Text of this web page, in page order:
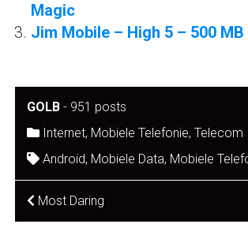
Magic
Jim Mobile – High 5 – 500
GOLB- 951 posts
Internet, Mobiele Telefonie, Telecom
Android, Mobiele Data, Mobiele
Post
Most Daring